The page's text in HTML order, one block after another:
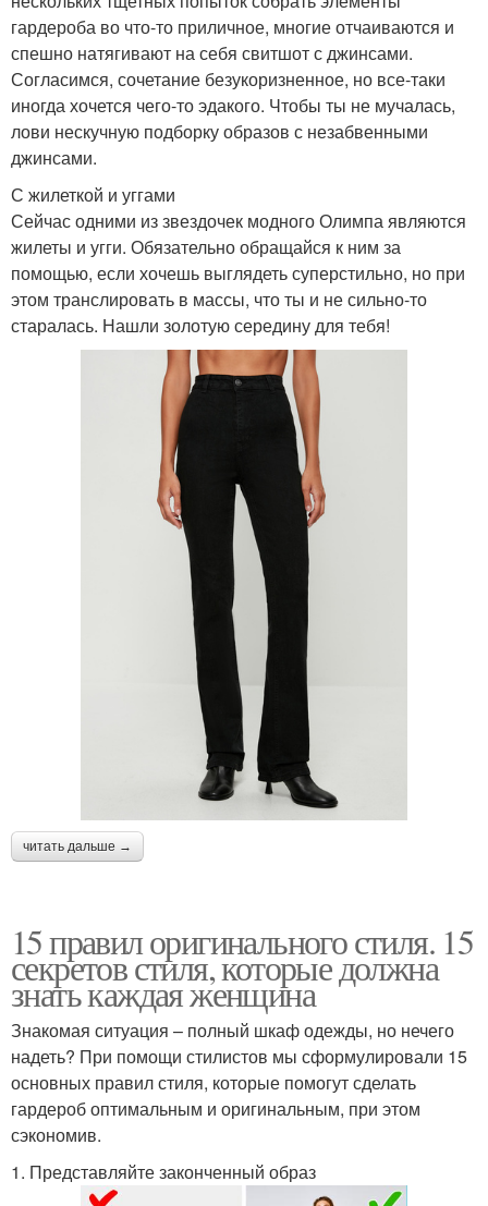
гардероба во что-то приличное, многие отчаиваются и
спешно натягивают на себя свитшот с джинсами.
Согласимся, сочетание безукоризненное, но все-таки
иногда хочется чего-то эдакого. Чтобы ты не мучалась,
лови нескучную подборку образов с незабвенными
джинсами.
С жилеткой и уггами
Сейчас одними из звездочек модного Олимпа являются
жилеты и угги. Обязательно обращайся к ним за
помощью, если хочешь выглядеть суперстильно, но при
этом транслировать в массы, что ты и не сильно-то
старалась. Нашли золотую середину для тебя!
читать дальше →
15 правил оригинального стиля. 15
секретов стиля, которые должна
знать каждая женщина
Знакомая ситуация – полный шкаф одежды, но нечего
надеть? При помощи стилистов мы сформулировали 15
основных правил стиля, которые помогут сделать
гардероб оптимальным и оригинальным, при этом
сэкономив.
1. Представляйте законченный образ